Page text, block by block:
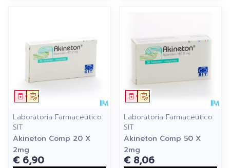
Op voorschrift
Geneesmiddel
Laboratoria Farmaceutico
SIT
Akineton Comp 20 X
2mg
€ 6,90
Op voorschrift
Geneesmiddel
Laboratoria Farmaceutico
SIT
Akineton Comp 50 X
2mg
€ 8,06